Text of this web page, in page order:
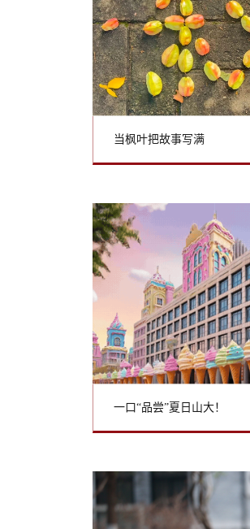
当枫叶把故事写满
一口“品尝”夏日山大！